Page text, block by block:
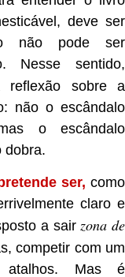
deve ser
não pode ser
Nesse sentido,
reflexão sobre a
não o escândalo
o escândalo
dobra.
ser, como
claro e
a sairzona de
competir com um
atalhos. Mas é